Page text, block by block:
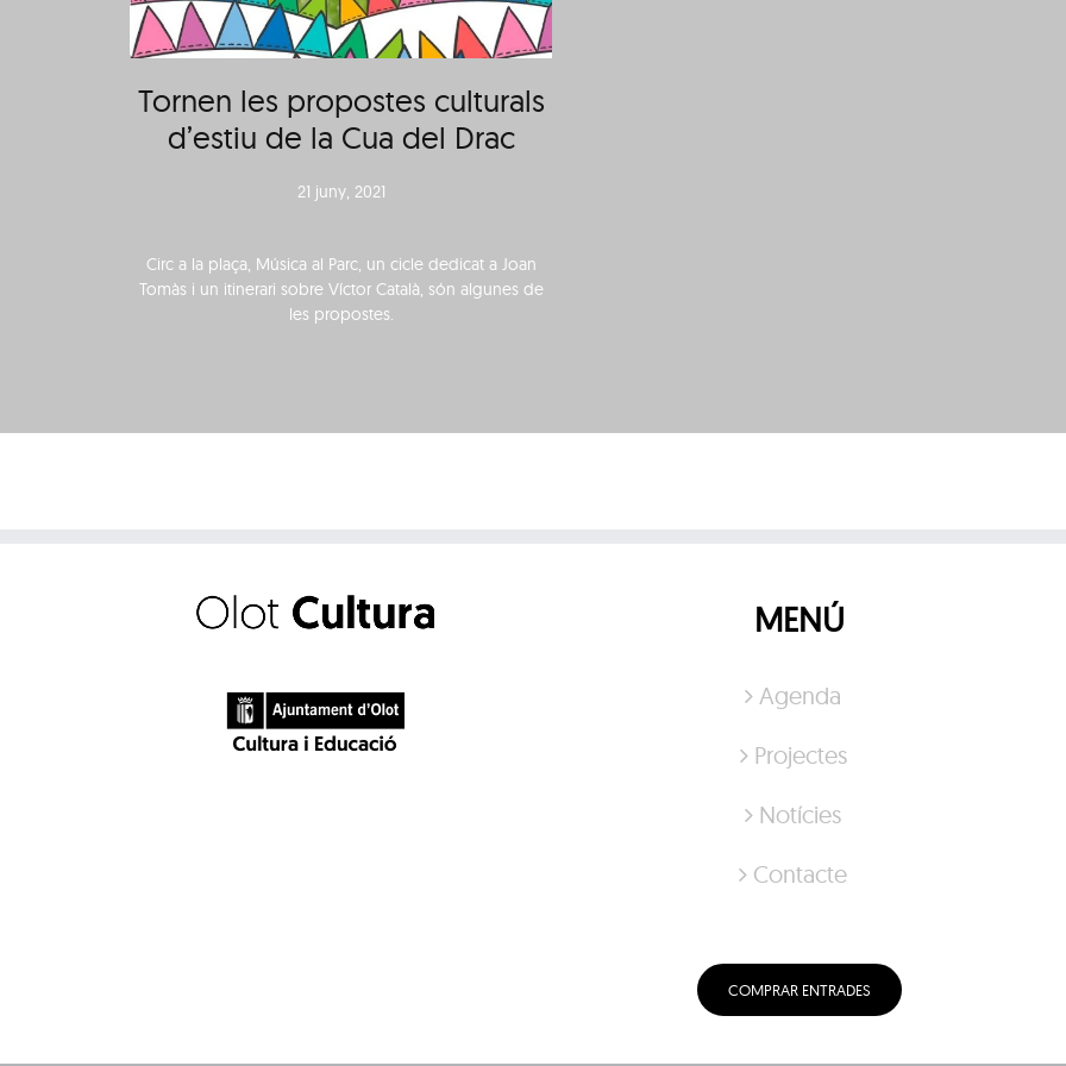
Tornen les propostes culturals
d’estiu de la Cua del Drac
21 juny, 2021
Circ a la plaça, Música al Parc, un cicle dedicat a Joan
Tomàs i un itinerari sobre Víctor Català, són algunes de
les propostes.
MENÚ
Agenda
Projectes
Notícies
Contacte
COMPRAR ENTRADES